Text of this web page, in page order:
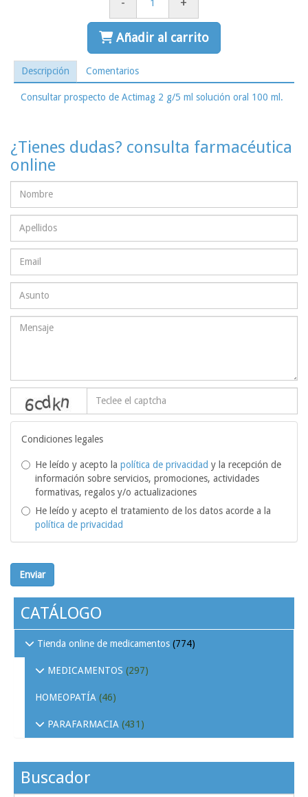
Añadir al carrito
Descripción Comentarios
Consultar prospecto de Actimag 2 g/5 ml solución oral 100 ml.
¿Tienes dudas? consulta farmacéutica
online
Condiciones legales
He leído y acepto la política de privacidad y la recepción de
información sobre servicios, promociones, actividades
formativas, regalos y/o actualizaciones
He leído y acepto el tratamiento de los datos acorde a la
política de privacidad
Enviar
CATÁLOGO
Tienda online de medicamentos (774)
MEDICAMENTOS (297)
HOMEOPATÍA (46)
PARAFARMACIA (431)
Buscador